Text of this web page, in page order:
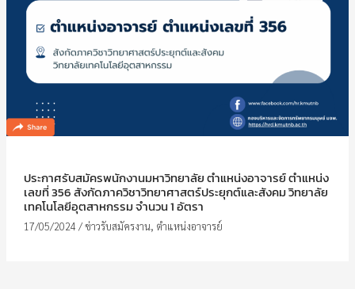
ประกาศรับสมัครพนักงานมหาวิทยาลัย ตำแหน่งอาจารย์ ตำแหน่ง
เลขที่ 356 สังกัดภาควิชาวิทยาศาสตร์ประยุกต์และสังคม วิทยาลัย
เทคโนโลยีอุตสาหกรรม จำนวน 1 อัตรา
17/05/2024 /ข่าวรับสมัครงาน, ตำแหน่งอาจารย์